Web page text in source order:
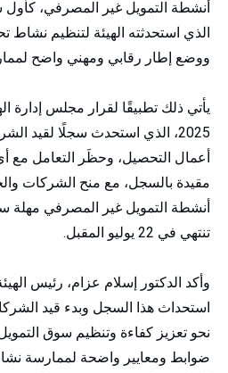
أنشطة التمويل غير المصرفي،
الذي استحدثته الهيئة لتنظيم نشاط
ووضع إطار رقابي ومهني واضح
2025، الذي استحدث سجلًا لقيد
أعمال التحصيل، وحظَر التعامل
مقيدة بالسجل، مع منح الشركات
أنشطة التمويل غير المصرفي مهلة
تنتهي في 22 يوليو المقبل.
وأكد الدكتور إسلام عزام، رئيس
استحداث هذا السجل وبدء قيد
نحو تعزيز كفاءة وتنظيم سوق
ضوابط ومعايير واضحة لممارسة